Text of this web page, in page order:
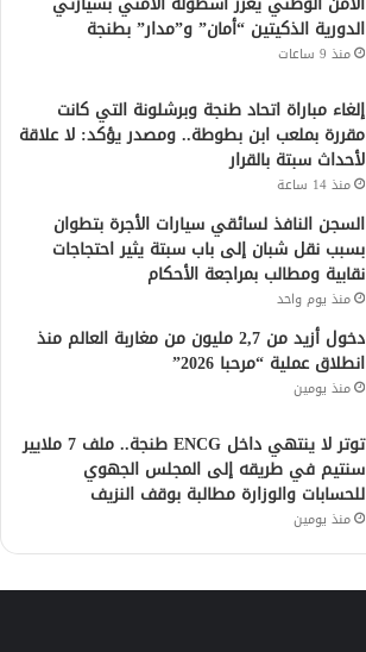
الدورية الذكيتين “أمان” و”مدار” بطنجة
منذ 9 ساعات
إلغاء مباراة اتحاد طنجة وبرشلونة التي كانت
مقررة بملعب ابن بطوطة.. ومصدر يؤكد: لا علاقة
لأحداث سبتة بالقرار
منذ 14 ساعة
السجن النافذ لسائقي سيارات الأجرة بتطوان
بسبب نقل شبان إلى باب سبتة يثير احتجاجات
نقابية ومطالب بمراجعة الأحكام
منذ يوم واحد
دخول أزيد من 2,7 مليون من مغاربة العالم منذ
انطلاق عملية “مرحبا 2026”
منذ يومين
توتر لا ينتهي داخل ENCG طنجة.. ملف 7 ملايير
سنتيم في طريقه إلى المجلس الجهوي
للحسابات والوزارة مطالبة بوقف النزيف
منذ يومين